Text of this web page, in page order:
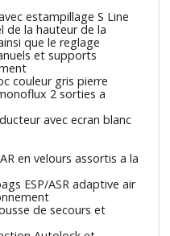
estampillage S Line
de la hauteur de la
que le reglage
et supports
couleur gris pierre
2 sorties a
avec ecran blanc
en velours assortis a la
ESP/ASR adaptive air
de secours et